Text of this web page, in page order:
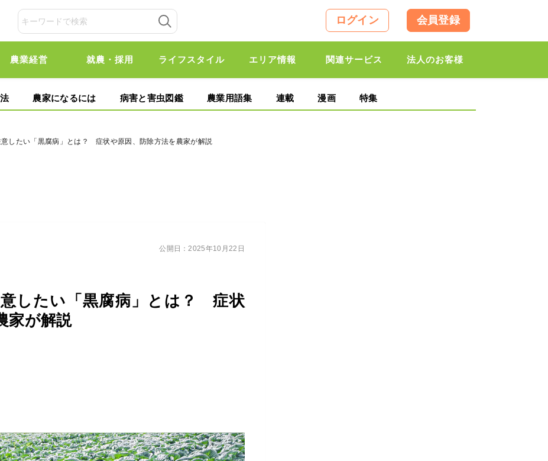
ログイン 会員登録
農業経営 就農・採用 ライフスタイル エリア情報 関連サービス 法人のお客様
農家になるには 病害と害虫図鑑 農業用語集 連載 漫画 特集
したい「黒腐病」とは？ 症状や原因、防除方法を農家が解説
したい「黒腐病」とは？ 症状
家が解説
公開日：2025年10月22日